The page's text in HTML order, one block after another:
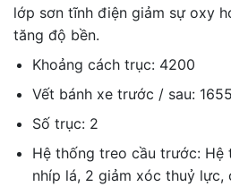
lớp sơn tĩnh điện giảm sự oxy
tăng độ bền.
Khoảng cách trục: 4200
Vết bánh xe trước / sau:
Số trục: 2
Hệ thống treo cầu trước: Hệ
nhíp lá, 2 giảm xóc thuỷ lực,